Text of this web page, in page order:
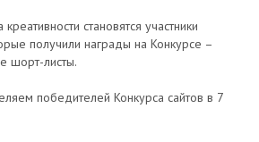
становятся участники
получили награды на Конкурсе –
шорт-листы.
победителей Конкурса сайтов в 7